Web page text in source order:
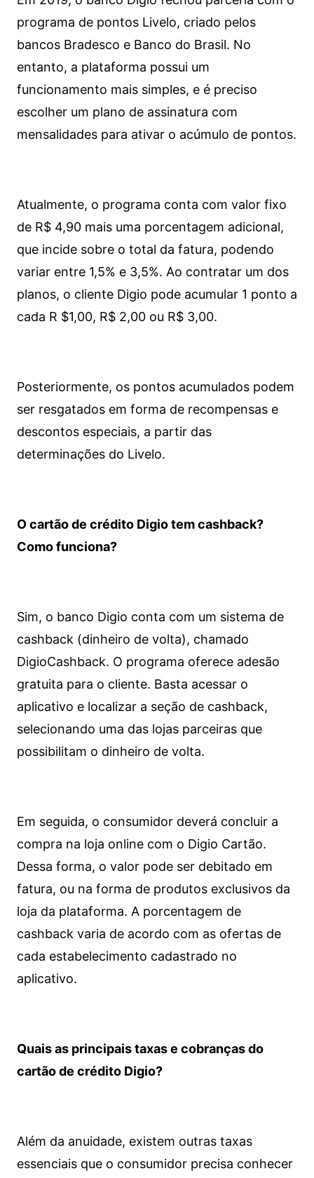
programa de pontos Livelo, criado pelos
bancos Bradesco e Banco do Brasil. No
entanto, a plataforma possui um
funcionamento mais simples, e é preciso
escolher um plano de assinatura com
mensalidades para ativar o acúmulo de pontos.
Atualmente, o programa conta com valor fixo
de R$ 4,90 mais uma porcentagem adicional,
que incide sobre o total da fatura, podendo
variar entre 1,5% e 3,5%. Ao contratar um dos
planos, o cliente Digio pode acumular 1 ponto a
cada R $1,00, R$ 2,00 ou R$ 3,00.
Posteriormente, os pontos acumulados podem
ser resgatados em forma de recompensas e
descontos especiais, a partir das
determinações do Livelo.
O cartão de crédito Digio tem cashback?
Como funciona?
Sim, o banco Digio conta com um sistema de
cashback (dinheiro de volta), chamado
DigioCashback. O programa oferece adesão
gratuita para o cliente. Basta acessar o
aplicativo e localizar a seção de cashback,
selecionando uma das lojas parceiras que
possibilitam o dinheiro de volta.
Em seguida, o consumidor deverá concluir a
compra na loja online com o Digio Cartão.
Dessa forma, o valor pode ser debitado em
fatura, ou na forma de produtos exclusivos da
loja da plataforma. A porcentagem de
cashback varia de acordo com as ofertas de
cada estabelecimento cadastrado no
aplicativo.
Quais as principais taxas e cobranças do
cartão de crédito Digio?
Além da anuidade, existem outras taxas
essenciais que o consumidor precisa conhecer